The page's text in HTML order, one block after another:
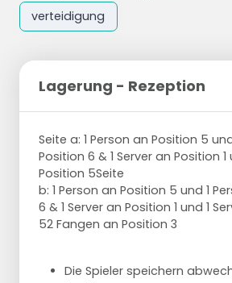
verteidigung
Lagerung - Rezeption
Seite a: 1 Person an Position 5
Position 6 & 1 Server an Position 1
Position 5Seite
b: 1 Person an Position 5 und 1
6 & 1 Server an Position 1 und 1
52 Fangen an Position 3
Die Spieler speichern